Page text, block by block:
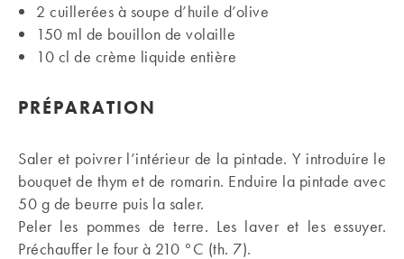
2 cuillerées à soupe d’huile d’olive
150 ml de bouillon de volaille
10 cl de crème liquide entière
PRÉPARATION
Saler et poivrer l’intérieur de la pintade. Y introduire le
bouquet de thym et de romarin. Enduire la pintade avec
50 g de beurre puis la saler.
Peler les pommes de terre. Les laver et les essuyer.
Préchauffer le four à 210 °C (th. 7).